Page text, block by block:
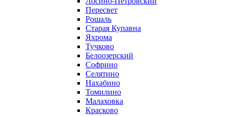
Пересвет
Рошаль
Старая Купавна
Яхрома
Тучково
Белоозерский
Софрино
Селятино
Нахабино
Томилино
Малаховка
Красково